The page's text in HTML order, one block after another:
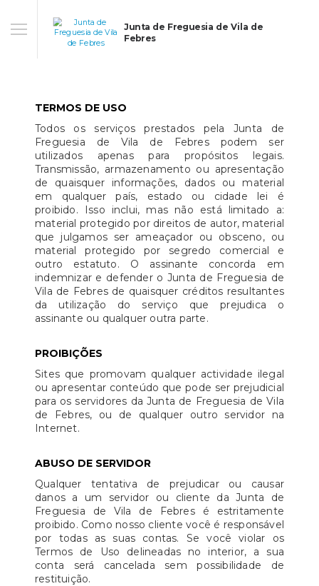
Junta de Freguesia de Vila de
Febres
TERMOS DE USO
Todos os serviços prestados pela Junta de
Freguesia de Vila de Febres podem ser
utilizados apenas para propósitos legais.
Transmissão, armazenamento ou apresentação
de quaisquer informações, dados ou material
em qualquer país, estado ou cidade lei é
proibido. Isso inclui, mas não está limitado a:
material protegido por direitos de autor, material
que julgamos ser ameaçador ou obsceno, ou
material protegido por segredo comercial e
outro estatuto. O assinante concorda em
indemnizar e defender o Junta de Freguesia de
Vila de Febres de quaisquer créditos resultantes
da utilização do serviço que prejudica o
assinante ou qualquer outra parte.
PROIBIÇÕES
Sites que promovam qualquer actividade ilegal
ou apresentar conteúdo que pode ser prejudicial
para os servidores da Junta de Freguesia de Vila
de Febres, ou de qualquer outro servidor na
Internet.
ABUSO DE SERVIDOR
Qualquer tentativa de prejudicar ou causar
danos a um servidor ou cliente da Junta de
Freguesia de Vila de Febres é estritamente
proibido. Como nosso cliente você é responsável
por todas as suas contas. Se você violar os
Termos de Uso delineadas no interior, a sua
conta será cancelada sem possibilidade de
restituição.